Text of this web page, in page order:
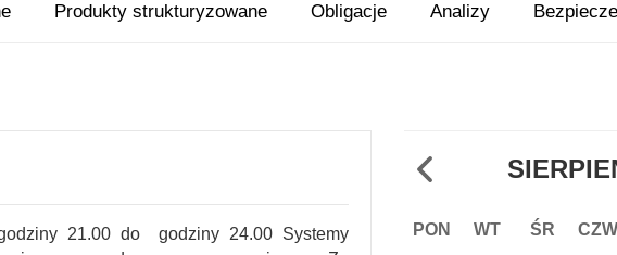
Produkty strukturyzowane Obligacje Analizy
21.00 do godziny 24.00 Systemy
PON WT ŚR CZW